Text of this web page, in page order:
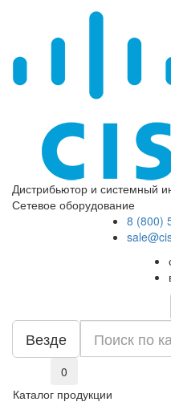
Дистрибьютор и системный
Сетевое оборудование
8 (800)
Везде
0
Каталог продукции